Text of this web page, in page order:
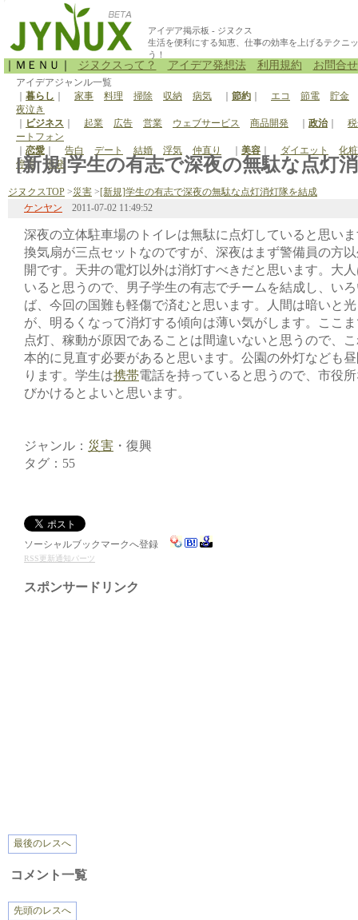
アイデア掲示板 - ジヌクス
生活を便利にする知恵、仕事の効率を上げるテクニ
う！
｜ＭＥＮＵ｜ ジヌクスって？ アイデア発想法 利用規約 お問合せ
アイデアジャンル一覧
暮らし 家事 料理 掃除 収納 病気 節約 エコ 節電
貯金
夜泣き
ビジネス 起業 広告 営業 ウェブサービス 商品開発 政治｜
ートフォン
恋愛 告白 デート 結婚 浮気 仲直り 美容 ダイエット
化
停電
原発
[新規]学生の有志で深夜の無駄な点灯
ジヌクスTOP >災害 >[新規]学生の有志で深夜の無駄な点灯消灯隊を結成
ケンヤン 2011-07-02 11:49:52
深夜の立体駐車場のトイレは無駄に点灯していると思い
換気扇が三点セットなのですが、深夜はまず警備員の方
開です。天井の電灯以外は消灯すべきだと思います。大
いると思うので、男子学生の有志でチームを結成し、い
ば、今回の国難も軽傷で済むと思います。人間は暗いと
が、明るくなって消灯する傾向は薄い気がします。ここ
点灯、稼動が原因であることは間違いないと思うので、
本的に見直す必要があると思います。公園の外灯なども
ります。学生は携帯電話を持っていると思うので、市役
びかけるとよいと思います。
ジャンル： 災害 ・復興
タグ：55
ソーシャルブックマークへ登録
RSS更新通知パーツ
スポンサードリンク
最後のレスへ
コメント一覧
先頭のレスへ